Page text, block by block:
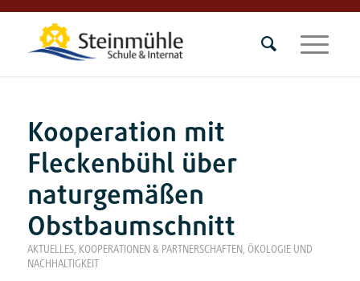
Kooperation mit
Fleckenbühl über
naturgemäßen
Obstbaumschnitt
AKTUELLES, KOOPERATIONEN & PARTNERSCHAFTEN, ÖKOLOGIE UND
NACHHALTIGKEIT